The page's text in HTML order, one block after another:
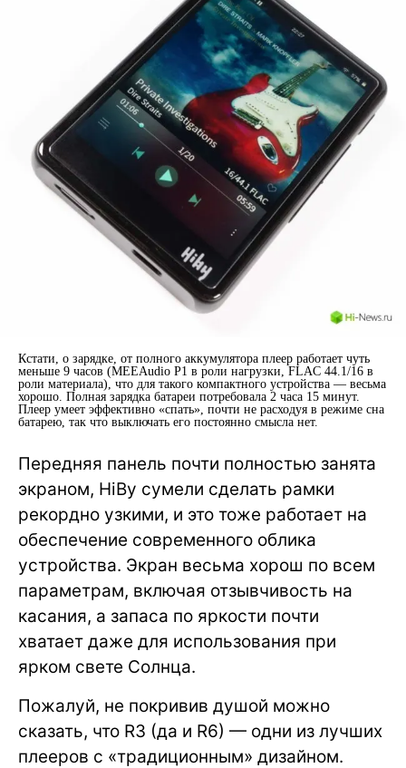
Кстати, о зарядке, от полного аккумулятора плеер работает чуть
меньше 9 часов (MEEAudio P1 в роли нагрузки, FLAC 44.1/16 в
роли материала), что для такого компактного устройства — весьма
хорошо. Полная зарядка батареи потребовала 2 часа 15 минут.
Плеер умеет эффективно «спать», почти не расходуя в режиме сна
батарею, так что выключать его постоянно смысла нет.
Передняя панель почти полностью занята
экраном, HiBy сумели сделать рамки
рекордно узкими, и это тоже работает на
обеспечение современного облика
устройства. Экран весьма хорош по всем
параметрам, включая отзывчивость на
касания, а запаса по яркости почти
хватает даже для использования при
ярком свете Солнца.
Пожалуй, не покривив душой можно
сказать, что R3 (да и R6) — одни из лучших
плееров с «традиционным» дизайном.